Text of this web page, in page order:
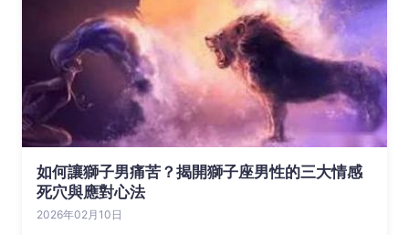
如何讓獅子男痛苦？揭開獅子座男性的三大情感
死穴與應對心法
2026年02月10日